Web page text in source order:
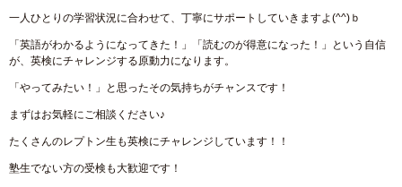
一人ひとりの学習状況に合わせて、丁寧にサポートしていきますよ(^^)ｂ
「英語がわかるようになってきた！」「読むのが得意になった！」という自信
が、英検にチャレンジする原動力になります。
「やってみたい！」と思ったその気持ちがチャンスです！
まずはお気軽にご相談ください♪
たくさんのレプトン生も英検にチャレンジしています！！
塾生でない方の受検も大歓迎です！